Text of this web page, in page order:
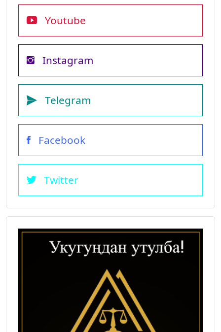
Youtube
Instagram
Telegram
Facebook
Twitter